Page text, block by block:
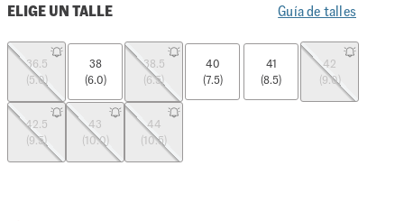
ELIGE UN TALLE Guía de talles
36.5
(5.0)
38
(6.0)
38.5
(6.5)
40
(7.5)
41
(8.5)
42
(9.0)
42.5
(9.5)
43
(10.0)
44
(10.5)